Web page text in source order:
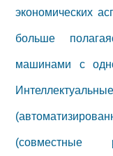
экономических
больше
машинами с